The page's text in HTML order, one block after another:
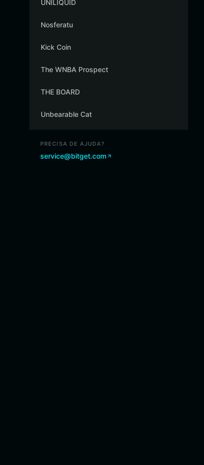
UNILIQUID
Nosferatu
Kick Coin
The WNBA Prospect
THE BOARD
Unbearable Cat
PRECISA DE AJUDA?
service@bitget.com